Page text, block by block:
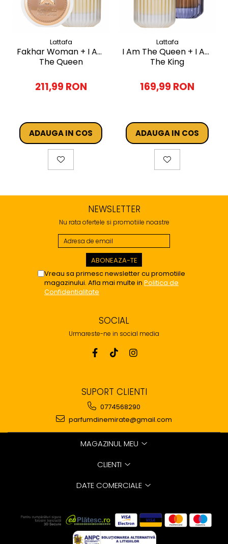
Lattafa
Fakhar Woman + I Am
The Queen
211,99 RON
ADAUGA IN COS
Lattafa
I Am The Queen + I Am
The King
169,99 RON
ADAUGA IN COS
NEWSLETTER
Nu rata ofertele si promotiile noastre
Vreau sa primesc newsletter cu promotiile
magazinului. Afla mai multe in Politica de
Confidentialitate
SOCIAL
Urmareste-ne in social media
SUPORT CLIENTI
0774568290
parfumdinemirate@gmail.com
MAGAZINUL MEU
CLIENTI
DATE COMERCIALE